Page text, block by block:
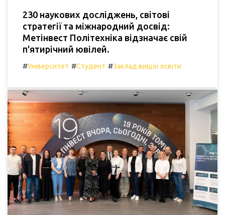
230 наукових досліджень, світові
стратегії та міжнародний досвід:
Метінвест Політехніка відзначає свій
п'ятирічний ювілей.
#Університет #Студент #Заклад вищої освіти